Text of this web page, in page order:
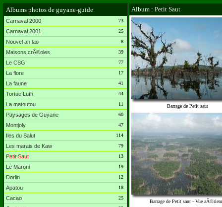
Albums photos de guyane-guide
Carnaval 2000 73
Carnaval 2001 25
Nouvel an lao 8
Maisons crÃ©oles 39
Le CSG 77
La flore 17
La faune 41
Tortue Luth 44
La matoutou 11
Paysages de Guyane 60
Montjoly 47
Iles du Salut 114
Les marais de Kaw 79
Petit Saut 13
Le Maroni 19
Dorlin 12
Apatou 18
Cacao 25
Album : Petit Saut
Barrage de Petit saut
Barrage de Petit saut - Vue